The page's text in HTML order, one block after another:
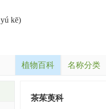
kē)
植物百科 名称分类
茶茱萸科